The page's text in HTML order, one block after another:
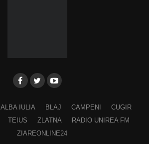
ALBA IULIA BLAJ CAMPENI
CUGIR
TEIUS ZLATNA
RADIO UNIREA FM
ZIAREONLINE24